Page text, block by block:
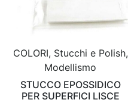
COLORI, Stucchi e Polish,
Modellismo
STUCCO EPOSSIDICO
PER SUPERFICI LISCE